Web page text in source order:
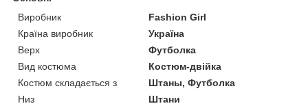
Виробник
Fashion Girl
Країна виробник
Україна
Верх
Футболка
Вид костюма
Костюм-двійка
Костюм складається з
Штаны, Футболка
Низ
Штани